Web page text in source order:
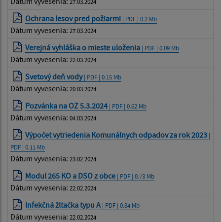
Ochrana lesov pred požiarmi | PDF | 0.2 Mb
Dátum vyvesenia: 27.03.2024
Verejná vyhláška o mieste uloženia | PDF | 0.09 Mb
Dátum vyvesenia: 22.03.2024
Svetový deň vody| PDF | 0.15 Mb
Dátum vyvesenia: 20.03.2024
Pozvánka na OZ 5.3.2024 | PDF | 0.62 Mb
Dátum vyvesenia: 04.03.2024
Výpočet vytriedenia Komunálnych odpadov za rok 2023 |
PDF | 0.11 Mb
Dátum vyvesenia: 23.02.2024
Modul 265 KO a DSO z obce | PDF | 0.73 Mb
Dátum vyvesenia: 22.02.2024
Infekčná žltačka typu A | PDF | 0.84 Mb
Dátum vyvesenia: 22.02.2024